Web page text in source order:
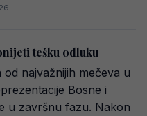
tešku odluku
od najvažnijih mečeva u
Bosne i
u završnu fazu. Nakon